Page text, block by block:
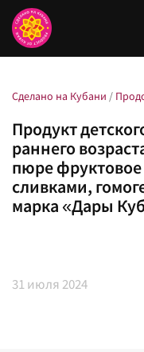
Сделано на Кубани /
Продукт
раннего
пюре фруктовое
сливками,
марка «Дары
31июля 2024